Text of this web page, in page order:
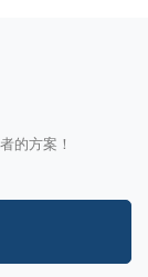
的方案！